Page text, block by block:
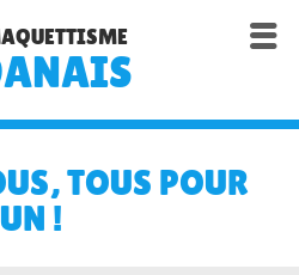

TOUS POUR
UN !